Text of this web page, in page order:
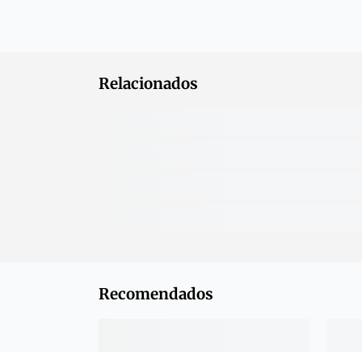
Relacionados
Recomendados